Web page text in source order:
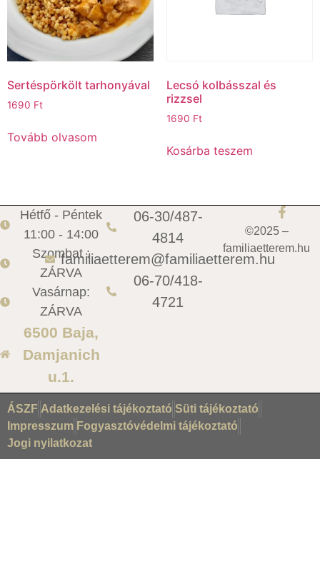
Sertéspörkölt tarhonyával
1690 Ft
Tovább olvasom
Lecsó kolbásszal és
rizzsel
1690 Ft
Kosárba teszem
Hétfő - Péntek
11:00 - 14:00
Szombat :
ZÁRVA
Vasárnap:
ZÁRVA
6500 Baja,
Damjanich
u.1.
06-30/487-
4814
familiaetterem@familiaetterem.hu
06-70/418-
4721
©2025 –
familiaetterem.hu
ÁSZF Adatkezelési tájékoztató Süti tájékoztató
Impresszum Fogyasztóvédelmi tájékoztató
Jogi nyilatkozat